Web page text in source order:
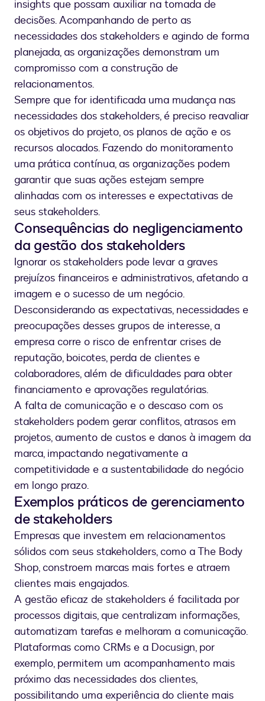
insights que possam auxiliar na tomada de
decisões. Acompanhando de perto as
necessidades dos stakeholders e agindo de forma
planejada, as organizações demonstram um
compromisso com a construção de
relacionamentos.
Sempre que for identificada uma mudança nas
necessidades dos stakeholders, é preciso reavaliar
os objetivos do projeto, os planos de ação e os
recursos alocados. Fazendo do monitoramento
uma prática contínua, as organizações podem
garantir que suas ações estejam sempre
alinhadas com os interesses e expectativas de
seus stakeholders.
Consequências do negligenciamento
da gestão dos stakeholders
Ignorar os stakeholders pode levar a graves
prejuízos financeiros e administrativos, afetando a
imagem e o sucesso de um negócio.
Desconsiderando as expectativas, necessidades e
preocupações desses grupos de interesse, a
empresa corre o risco de enfrentar crises de
reputação, boicotes, perda de clientes e
colaboradores, além de dificuldades para obter
financiamento e aprovações regulatórias.
A falta de comunicação e o descaso com os
stakeholders podem gerar conflitos, atrasos em
projetos, aumento de custos e danos à imagem da
marca, impactando negativamente a
competitividade e a sustentabilidade do negócio
em longo prazo.
Exemplos práticos de gerenciamento
de stakeholders
Empresas que investem em relacionamentos
sólidos com seus stakeholders, como a The Body
Shop, constroem marcas mais fortes e atraem
clientes mais engajados.
A gestão eficaz de stakeholders é facilitada por
processos digitais, que centralizam informações,
automatizam tarefas e melhoram a comunicação.
Plataformas como CRMs e a Docusign, por
exemplo, permitem um acompanhamento mais
próximo das necessidades dos clientes,
possibilitando uma experiência do cliente mais